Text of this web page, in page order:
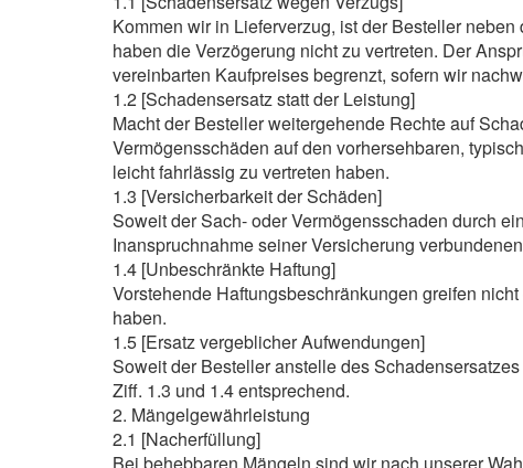
Kommen wir in Lieferverzug, ist der Besteller
haben die Verzögerung nicht zu vertreten. Der
vereinbarten Kaufpreises begrenzt, sofern wir
1.2 [Schadensersatz statt der Leistung]
Macht der Besteller weitergehende Rechte auf
Vermögensschäden auf den vorhersehbaren,
leicht fahrlässig zu vertreten haben.
1.3 [Versicherbarkeit der Schäden]
Soweit der Sach- oder Vermögensschaden durch
Inanspruchnahme seiner Versicherung
1.4 [Unbeschränkte Haftung]
Vorstehende Haftungsbeschränkungen greifen
haben.
1.5 [Ersatz vergeblicher Aufwendungen]
Soweit der Besteller anstelle des
Ziff. 1.3 und 1.4 entsprechend.
2. Mängelgewährleistung
2.1 [Nacherfüllung]